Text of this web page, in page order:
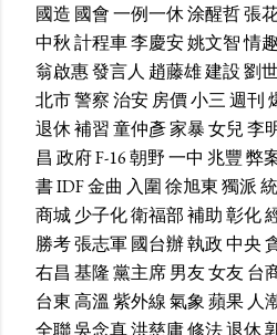
國造 國會一例一休涂醒哲張
中秋計程車李慶安姚文智情
翁啟惠發言人 趙藤雄建設劉
北市警察治安房價小三週刊
退休補習童仲彥家暴女兒李
昌 政府F-16朝野一中 兆豐弊
書IDF金曲 入圍徐旭東獨派
商城少子化衛福部補助彰化
勝考張志軍國台辦執政中央
右昌 基隆黨主席男友女友台
台東高溫 紫外線氣象蘋果 人
全聯吳念真洪慈庸修法退休